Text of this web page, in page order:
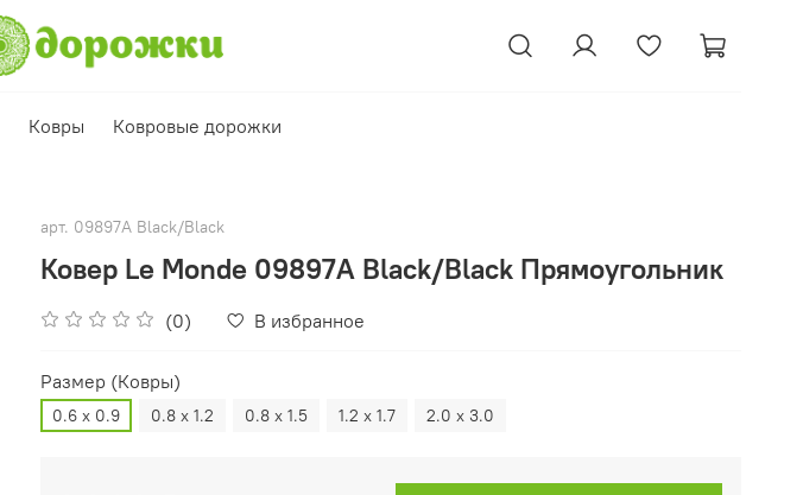
Ковры Ковровые дорожки
арт. 09897A Black/Black
Ковер Le Monde 09897A Black/Black Прямоугольник
(0) В избранное
Размер (Ковры)
0.6 х 0.9 0.8 х 1.2 0.8 х 1.5 1.2 х 1.7 2.0 х 3.0